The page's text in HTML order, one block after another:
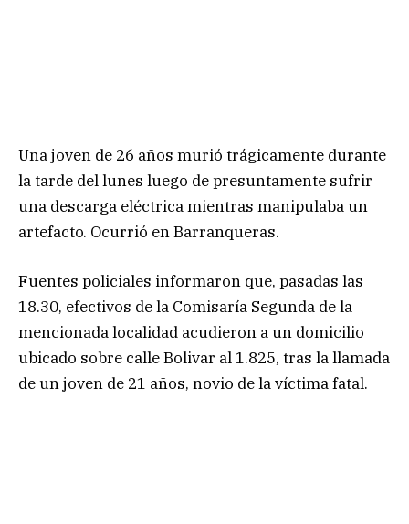
Una joven de 26 años murió trágicamente durante
la tarde del lunes luego de presuntamente sufrir
una descarga eléctrica mientras manipulaba un
artefacto. Ocurrió en Barranqueras.
Fuentes policiales informaron que, pasadas las
18.30, efectivos de la Comisaría Segunda de la
mencionada localidad acudieron a un domicilio
ubicado sobre calle Bolivar al 1.825, tras la llamada
de un joven de 21 años, novio de la víctima fatal.